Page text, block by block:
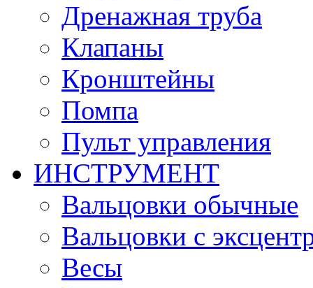
Дренажная труба
Клапаны
Кронштейны
Помпа
Пульт управления
ИНСТРУМЕНТ
Вальцовки обычные
Вальцовки с
Весы